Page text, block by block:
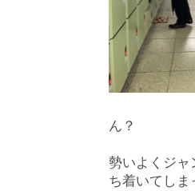
ん？
勢いよくジャ
ち着いてしま